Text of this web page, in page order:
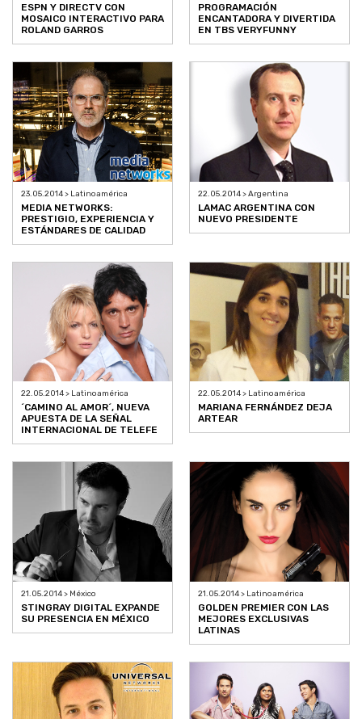
ESPN Y DIRECTV CON
MOSAICO INTERACTIVO PARA
ROLAND GARROS
PROGRAMACIÓN
ENCANTADORA Y DIVERTIDA
EN TBS VERYFUNNY
23.05.2014 > Latinoamérica
MEDIA NETWORKS:
PRESTIGIO, EXPERIENCIA Y
ESTÁNDARES DE CALIDAD
22.05.2014 > Argentina
LAMAC ARGENTINA CON
NUEVO PRESIDENTE
22.05.2014 > Latinoamérica
´CAMINO AL AMOR´, NUEVA
APUESTA DE LA SEÑAL
INTERNACIONAL DE TELEFE
22.05.2014 > Latinoamérica
MARIANA FERNÁNDEZ DEJA
ARTEAR
21.05.2014 > México
STINGRAY DIGITAL EXPANDE
SU PRESENCIA EN MÉXICO
21.05.2014 > Latinoamérica
GOLDEN PREMIER CON LAS
MEJORES EXCLUSIVAS
LATINAS